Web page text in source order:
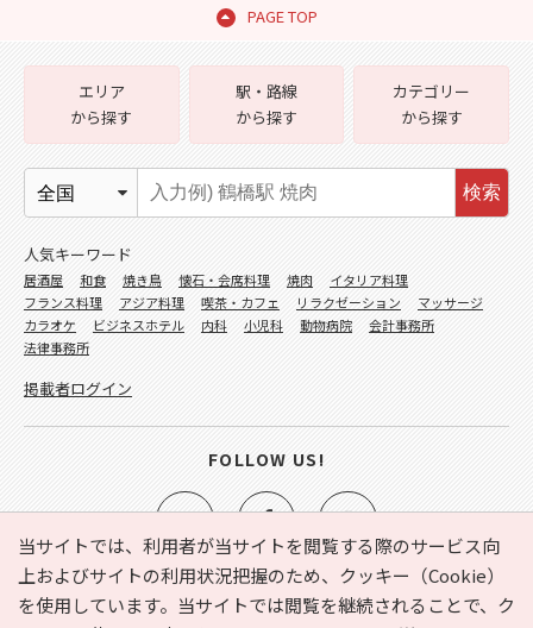
PAGE TOP
当サイトでは、利用者が当サイトを閲覧する際のサービス向
上およびサイトの利用状況把握のため、クッキー（Cookie）
を使用しています。当サイトでは閲覧を継続されることで、ク
e-NAVITA（イーナビタ）とは？ お気に入り ヘルプ
エリア
から探す
駅・路線
から探す
カテゴリー
から探す
検索
人気キーワード
居酒屋 和食 焼き鳥 懐石・会席料理 焼肉
イタリア料理
フランス料理
アジア料理 喫茶・カフェ リラクゼーション
マッサージ
カラオケ
ビジネスホテル 内科 小児科 動物病院
会計事務所
法律事務所
掲載者ログイン
FOLLOW US!